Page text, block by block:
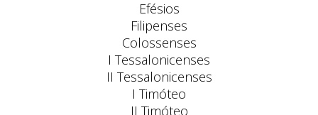
Efésios
Filipenses
Colossenses
I Tessalonicenses
II Tessalonicenses
I Timóteo
II Timóteo